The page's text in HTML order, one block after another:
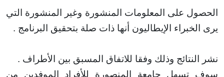
على المعلومات المنشورة وغير المنشورة التي
الإيطاليون أنها ذات صلة بتحقيق البرنامج .
وذلك وفقا للاتفاق المسبق بين الأطراف .
جامعة المنصورة للأفراد الموفدين من